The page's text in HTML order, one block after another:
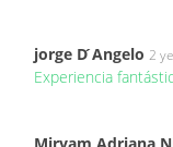
jorge D ́Angelo 2
Experiencia